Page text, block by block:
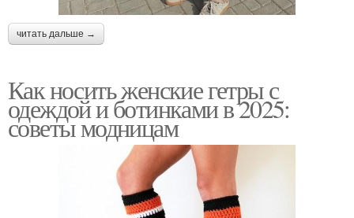
читать дальше →
Как носить женские гетры с
одеждой и ботинками в 2025:
советы модницам